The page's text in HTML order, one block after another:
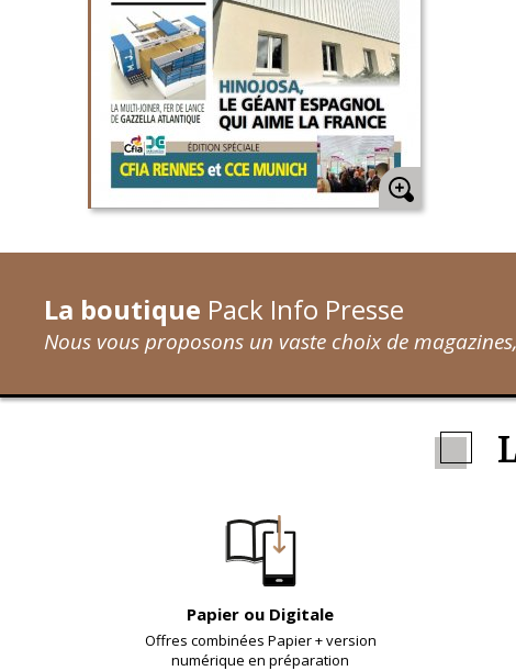
La boutique Pack Info Presse
Nous vous proposons un vaste choix de
Papier ou Digitale
Offres combinées Papier + version
numérique en préparation